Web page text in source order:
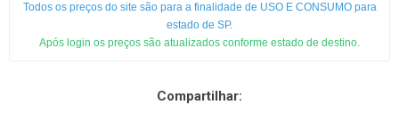
Todos os preços do site são para a finalidade de USO E CONSUMO para
estado de SP.
Após login os preços são atualizados conforme estado de destino.
Compartilhar: